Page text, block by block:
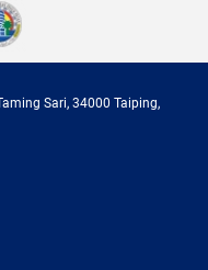
Sari, 34000 Taiping,